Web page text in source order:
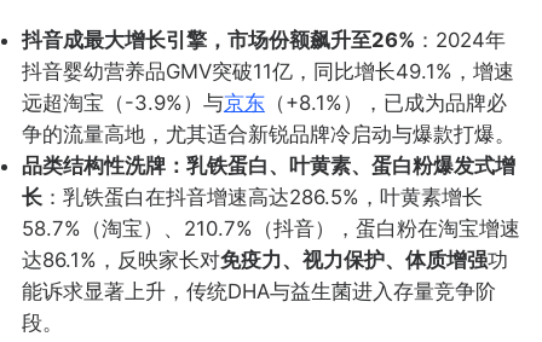
抖音成最大增长引擎，市场份额飙升至26% ：2024年
抖音婴幼营养品GMV突破11亿，同比增长49.1%，增速
远超淘宝（-3.9%）与京东（+8.1%），已成为品牌必
争的流量高地，尤其适合新锐品牌冷启动与爆款打爆。
品类结构性洗牌：乳铁蛋白、叶黄素、蛋白粉爆发式增
长：乳铁蛋白在抖音增速高达286.5%，叶黄素增长
58.7%（淘宝）、210.7%（抖音），蛋白粉在淘宝增速
达86.1%，反映家长对免疫力、视力保护、体质增强功
能诉求显著上升，传统DHA与益生菌进入存量竞争阶
段。